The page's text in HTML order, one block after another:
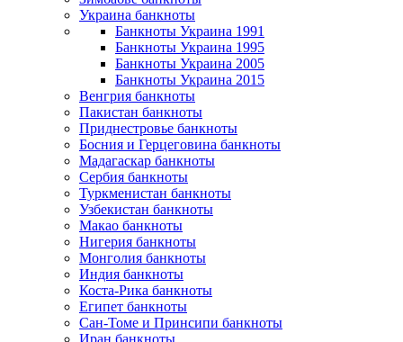
Украина банкноты
Банкноты Украина 1991
Банкноты Украина 1995
Банкноты Украина 2005
Банкноты Украина 2015
Венгрия банкноты
Пакистан банкноты
Приднестровье банкноты
Босния и Герцеговина банкноты
Мадагаскар банкноты
Сербия банкноты
Туркменистан банкноты
Узбекистан банкноты
Макао банкноты
Нигерия банкноты
Монголия банкноты
Индия банкноты
Коста-Рика банкноты
Египет банкноты
Сан-Томе и Принсипи банкноты
Иран банкноты